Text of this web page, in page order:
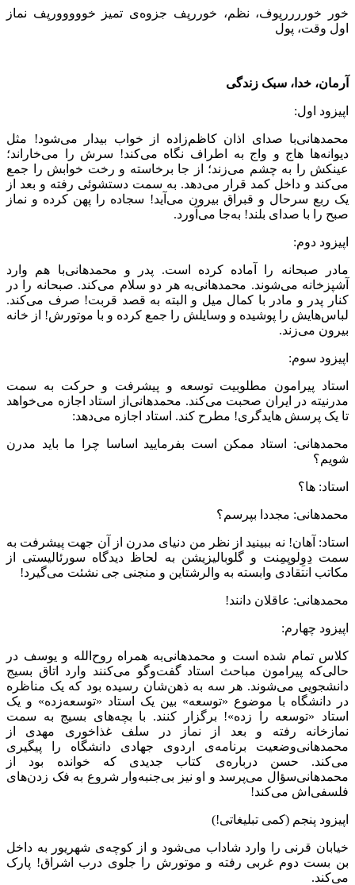
خور خوررررپوف، نظم، خوررپف جزوه‌ی تمیز خووووورپف نماز
اول وقت، پول
آرمان، خدا، سبک زندگی
اپیزود اول:
محمدهانی‌‌با صدای اذان کاظم‌زاده از خواب بیدار می‌‌شود! مثل
دیوانه‌ها هاج و واج به اطراف نگاه می‌‌کند! سرش را می‌‌خاراند؛
عینکش را به چشم می‌زند؛ از جا برخاسته و رخت خوابش را جمع
می‌‌کند و داخل کمد قرار می‌‌دهد. به سمت دستشوئی رفته و بعد از
یک ربع سرحال و قبراق بیرون می‌آید! سجاده را پهن کرده و نماز
صبح را با صدای بلند! به‌جا می‌آورد.
اپیزود دوم:
مادر صبحانه را آماده کرده است. پدر و محمدهانی‌‌با هم وارد
آشپزخانه می‌شوند. محمدهانی‌‌به هر دو سلام می‌کند. صبحانه را در
کنار پدر و مادر با کمال میل و البته به قصد قربت! صرف می‌‌کند.
لباس‌هایش را پوشیده و وسایلش را جمع کرده و با موتورش! از خانه
بیرون می‌‌زند.
اپیزود سوم:
استاد پیرامون مطلوبیت توسعه و پیشرفت و حرکت به سمت
مدرنیته در ایران صحبت می‌‌کند. محمدهانی‌‌از استاد اجازه می‌‌خواهد
تا یک پرسش هایدگری! مطرح کند. استاد اجازه می‌‌دهد:
محمدهانی‌‌: استاد ممکن است بفرمایید اساسا چرا ما باید مدرن
شویم؟
استاد: ها؟
محمدهانی‌‌: مجددا بپرسم؟
استاد: آهان! نه ببینید از نظر من دنیای مدرن از آن جهت پیشرفت به
سمت دِوِلوپمِنت و گلوبالیزیشن به لحاظ دیدگاه سورئالیستی از
مکاتب انتقادی وابسته به والرشتاین و منجنی جی نشئت می‌‌گیرد!
محمدهانی‌‌: عاقلان دانند!
اپیزود چهارم:
کلاس تمام شده است و محمدهانی‌‌به همراه روح‌الله و یوسف در
حالی‌که پیرامون مباحث استاد گفت‌وگو می‌‌کنند وارد اتاق بسیج
دانشجویی می‌‌شوند. هر سه به ذهن‌شان رسیده بود که یک مناظره
در دانشگاه با موضوع «توسعه» بین یک استاد «توسعه‌زده» و یک
استاد «توسعه را زده»! برگزار کنند. با بچه‌های بسیج به سمت
نمازخانه رفته و بعد از نماز در سلف غذاخوری مهدی از
محمدهانی‌‌وضعیت برنامه‌ی اردوی جهادی دانشگاه را پیگیری
می‌‌کند. حسن درباره‌ی کتاب جدیدی که خوانده بود از
محمدهانی‌‌سؤال می‌‌پرسد و او نیز بی‌جنبه‌وار شروع به فک زدن‌های
فلسفی‌اش می‌‌کند!
اپیزود پنجم (کمی تبلیغاتی!)
خیابان قرنی را وارد شاداب می‌‌شود و از کوچه‌ی شهریور به داخل
بن بست دوم غربی رفته و موتورش را جلوی درب اشراق! پارک
می‌‌کند.